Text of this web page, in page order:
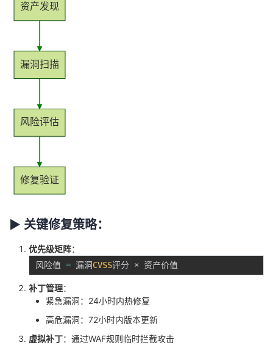
资产发现
漏洞扫描
风险评估
修复验证
▶ 关键修复策略：
优先级矩阵：
风险值 = 漏洞CVSS
补丁管理：
紧急漏洞：24小时内热修复
高危漏洞：72小时内版本更新
虚拟补丁：通过WAF规则临时拦截攻击